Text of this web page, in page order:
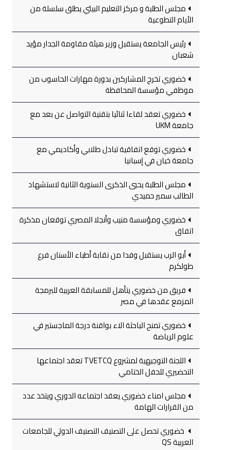
مجلس الطلبة و مركز التعليم البيئي يطلق سلسلة من
الأيام التطوعية
رئيس الجامعة يستقبل وزير هيئة مقاومة الجدار مؤيد
شعبان
خضوري تخرج المشاركين بدورة مهارات الحاسوب من
موظفي مؤسسة المحافظة
خضوري تعقد لقاءا ثنائيا بتقنية التواصل عن بعد مع
جامعة UKM
خضوري توقع اتفاقية تبادل طلابي وأكاديمي مع
جامعة خيان في إسبانيا
مجلس الطلبة يحيي الذكرى السنوية الثانية لاستشهاد
الطالب سمير حميدي
خضوري ومؤسسة منيب وأنجلا المصري توقعان مذكرة
اتفاق
أبو الرب يستقبل وفدا من نقابة أطباء الأسنان فرع
طولكرم
فريق من خضوري يتأهل للمسابقة العربية للبرمجة
المزمع عقدها في مصر
خضوري تمنح الباحثة الاء بواقنة درجة الماجستير في
علوم الرياضة
اللجنة التوجيهية لمشروع TVETCQ تعقد اجتماعها
التحضيري للحفل الختامي
مجلس امناء خضوري يعقد اجتماعه الدوري ويتخذ عدد
من القرارات الهامة
خضوري تحصل على التصنيف التصنيف الدولي للجامعات
العربية QS